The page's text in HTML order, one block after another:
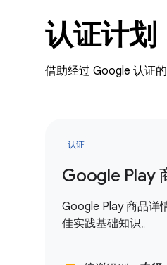
认证计划
借助经过 Google 认证
认证
Google Play
Google Play 商品详
佳实践基础知识。